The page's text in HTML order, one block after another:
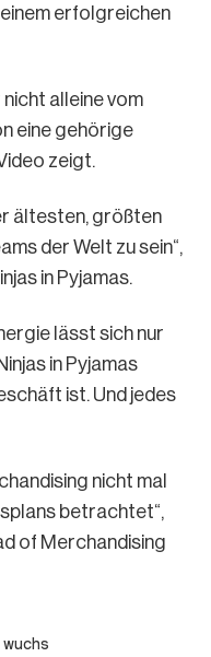
erfolgreichen
alleine vom
eine gehörige
zeigt.
ältesten, größten
der Welt zu sein“,
in Pyjamas.
lässt sich nur
in Pyjamas
ist. Und jedes
nicht mal
betrachtet“,
of Merchandising